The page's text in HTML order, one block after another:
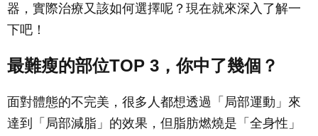
器，實際治療又該如何選擇呢？現在就來深入了解一
下吧！
最難瘦的部位TOP 3，你中了幾個？
面對體態的不完美，很多人都想透過「局部運動」來
達到「局部減脂」的效果，但脂肪燃燒是「全身性」